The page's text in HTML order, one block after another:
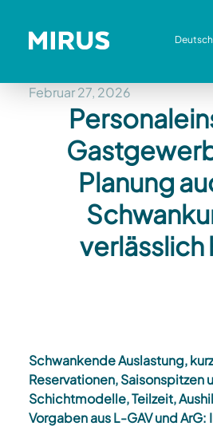
Deutsch
Februar 27, 2026
Planung
Schwankende Auslastung,
Reservationen, Saisonspitzen
Schichtmodelle, Teilzeit,
Vorgaben aus L-GAV und ArG: